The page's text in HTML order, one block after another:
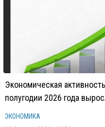
Экономическая
полугодии 2026 года
ЭКОНОМИКА